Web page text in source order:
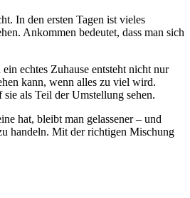
In den ersten Tagen ist vieles
Ankommen bedeutet, dass man sich
echtes Zuhause entsteht nicht nur
kann, wenn alles zu viel wird.
als Teil der Umstellung sehen.
hat, bleibt man gelassener – und
handeln. Mit der richtigen Mischung